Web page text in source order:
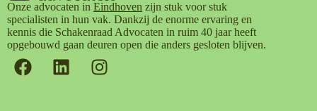
Onze advocaten in Eindhoven zijn stuk voor stuk
specialisten in hun vak. Dankzij de enorme ervaring en
kennis die Schakenraad Advocaten in ruim 40 jaar heeft
opgebouwd gaan deuren open die anders gesloten blijven.